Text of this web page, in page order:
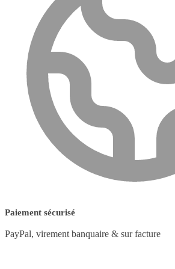
Paiement sécurisé
PayPal, virement banquaire & sur facture